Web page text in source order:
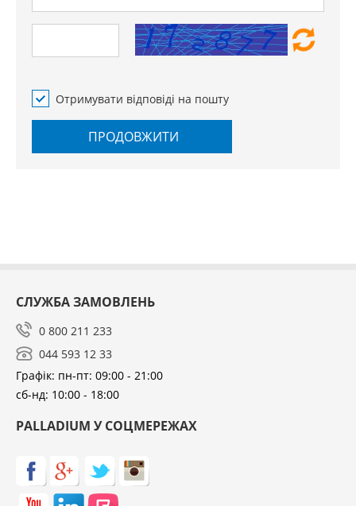
Отримувати відповіді на пошту
ПРОДОВЖИТИ
СЛУЖБА ЗАМОВЛЕНЬ
0 800 211 233
044 593 12 33
Графік: пн-пт: 09:00 - 21:00
сб-нд: 10:00 - 18:00
PALLADIUM У СОЦМЕРЕЖАХ